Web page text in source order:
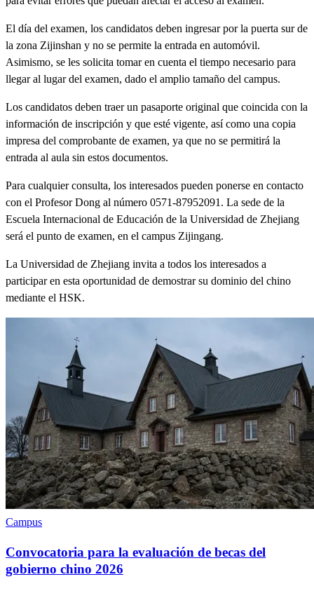
El día del examen, los candidatos deben ingresar por la puerta sur de
la zona Zijinshan y no se permite la entrada en automóvil.
Asimismo, se les solicita tomar en cuenta el tiempo necesario para
llegar al lugar del examen, dado el amplio tamaño del campus.
Los candidatos deben traer un pasaporte original que coincida con la
información de inscripción y que esté vigente, así como una copia
impresa del comprobante de examen, ya que no se permitirá la
entrada al aula sin estos documentos.
Para cualquier consulta, los interesados pueden ponerse en contacto
con el Profesor Dong al número 0571-87952091. La sede de la
Escuela Internacional de Educación de la Universidad de Zhejiang
será el punto de examen, en el campus Zijingang.
La Universidad de Zhejiang invita a todos los interesados a
participar en esta oportunidad de demostrar su dominio del chino
mediante el HSK.
Campus
Convocatoria para la evaluación de becas del
gobierno chino 2026